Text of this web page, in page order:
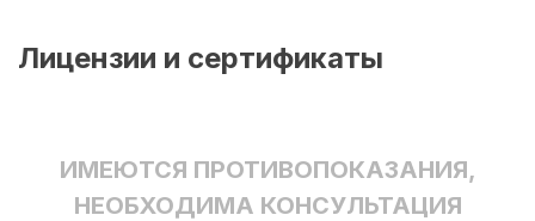
Лицензии и сертификаты
ИМЕЮТСЯ ПРОТИВОПОКАЗАНИЯ,
НЕОБХОДИМА КОНСУЛЬТАЦИЯ